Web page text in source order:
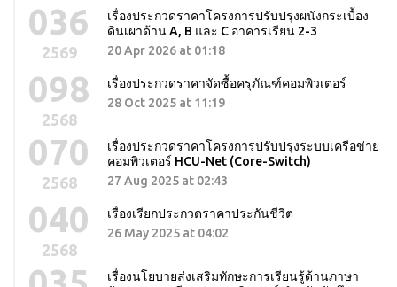
036
2569
เรื่องประกวดราคาโครงการปรับปรุงผนังกระเบื้อง
ดินเผาด้าน A, B และ C อาคารเรียน 2-3
20 Apr 2026 at 01:18
098
2568
เรื่องประกวดราคาจัดซื้อครุภัณฑ์คอมพิวเตอร์
28 Oct 2025 at 11:19
070
2568
เรื่องประกวดราคาโครงการปรับปรุงระบบเครือข่าย
คอมพิวเตอร์ HCU-Net (Core-Switch)
27 Aug 2025 at 02:43
040
2568
เรื่องเรียกประกวดราคาประกันชีวิต
26 May 2025 at 04:02
เรื่องนโยบายส่งเสริมทักษะการเรียนรู้ด้านภาษา